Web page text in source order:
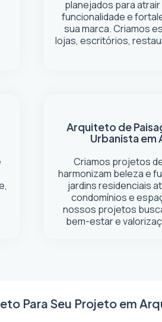
planejados para
funcionalidade e
sua marca. Criamos
lojas, escritórios,
Arquiteto de
Urbanista em
Criamos projetos
harmonizam beleza e
jardins residenciais
condomínios e
nossos projetos
bem-estar e
Para Seu Projeto em